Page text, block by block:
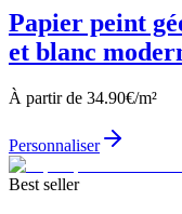
Papier peint
et blanc
À partir de 34.90€/m²
Personnaliser
Best seller